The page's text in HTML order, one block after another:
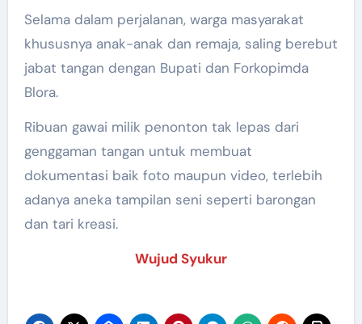
Selama dalam perjalanan, warga masyarakat
khususnya anak-anak dan remaja, saling berebut
jabat tangan dengan Bupati dan Forkopimda
Blora.
Ribuan gawai milik penonton tak lepas dari
genggaman tangan untuk membuat
dokumentasi baik foto maupun video, terlebih
adanya aneka tampilan seni seperti barongan
dan tari kreasi.
Wujud Syukur